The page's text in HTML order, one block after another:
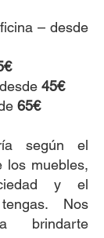
– desde
45€
65€
según el
los muebles,
y el
Nos
a brindarte